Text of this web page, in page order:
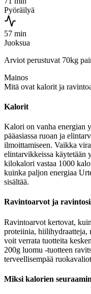
Pyöräilyä
57 min
Juoksua
Arviot perustuvat 70kg
Mainos
Mitä ovat kalorit ja
Kalorit
Kalori on vanha energian
pääasiassa ruoan ja
ilmoittamiseen. Vaikka
elintarvikkeissa käytetään
kilokalori vastaa 1000
kuinka paljon energiaa
sisältää.
Ravintoarvot ja
Ravintoarvot kertovat,
proteiinia, hiilihydraatteja,
voit verrata tuotteita
200g luomu -tuotteen
terveellisempää
Miksi kalorien